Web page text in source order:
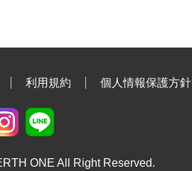
利用規約 個人情報保護方針
ONE All Right Reserved.